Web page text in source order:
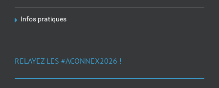
Infos pratiques
RELAYEZ LES #ACONNEX2026 !